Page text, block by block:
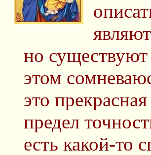
но
этом
это
предел
есть какой-то